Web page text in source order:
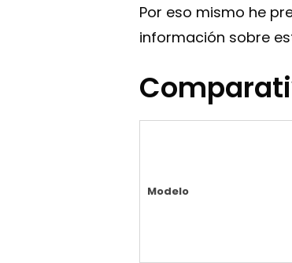
Por eso mismo he
información sobre
Modelo